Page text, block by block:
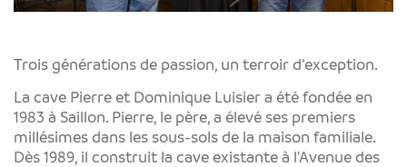
Trois générations de passion, un terroir d’exception.
La cave Pierre et Dominique Luisier a été fondée en
1983 à Saillon. Pierre, le père, a élevé ses premiers
millésimes dans les sous-sols de la maison familiale.
Dès 1989, il construit la cave existante à l'Avenue des